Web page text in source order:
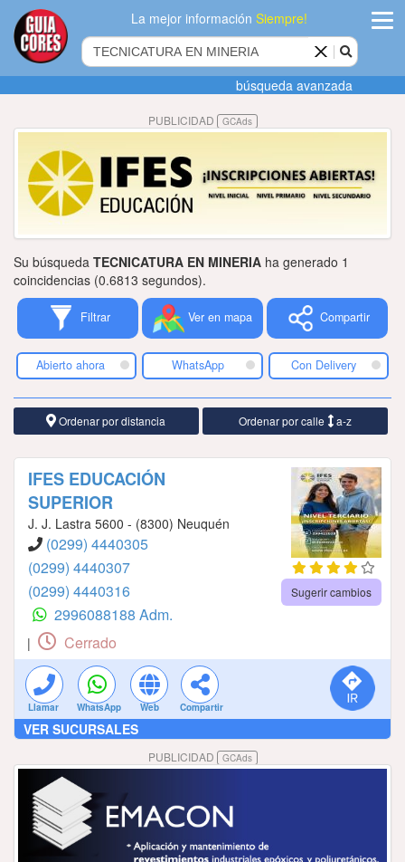
La mejor informaciónSiempre!
Agregar
empresa
datos
Publicidad
Tiendacores
Contactenos
búsqueda avanzada
PUBLICIDAD GCAds
Su búsqueda TECNICATURA EN MINERIA ha generado 1
coincidencias (0.6813 segundos).
Filtrar Ver en mapa Compartir
Abierto ahora WhatsApp Con Delivery
Ordenar por distancia Ordenar por calle a-z
IFES EDUCACIÓN
SUPERIOR
J. J. Lastra 5600 - (8300) Neuquén
(0299) 4440305
(0299) 4440307
(0299) 4440316
2996088188 Adm.
Sugerir cambios
| Cerrado
Llamar WhatsApp Web Compartir
VER SUCURSALES
PUBLICIDAD GCAds